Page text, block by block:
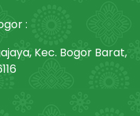
:
Kec. Bogor Barat,